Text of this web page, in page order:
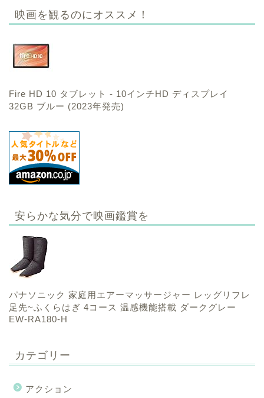
映画を観るのにオススメ！
Fire HD 10 タブレット - 10インチHD ディスプレイ
32GB ブルー (2023年発売)
安らかな気分で映画鑑賞を
パナソニック 家庭用エアーマッサージャー レッグリフレ
足先~ふくらはぎ 4コース 温感機能搭載 ダークグレー
EW-RA180-H
カテゴリー
アクション